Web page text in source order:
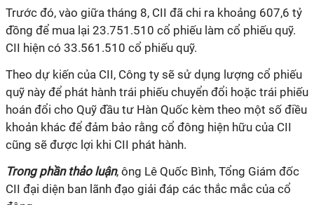
Trước đó, vào giữa tháng 8, CII đã chi ra khoảng 607,6 tỷ
đồng để mua lại 23.751.510 cổ phiếu làm cổ phiếu quỹ.
CII hiện có 33.561.510 cổ phiếu quỹ.
Theo dự kiến của CII, Công ty sẽ sử dụng lượng cổ phiếu
quỹ này để phát hành trái phiếu chuyển đổi hoặc trái phiếu
hoán đổi cho Quỹ đầu tư Hàn Quốc kèm theo một số điều
khoản khác để đảm bảo rằng cổ đông hiện hữu của CII
cũng sẽ được lợi khi CII phát hành.
Trong phần thảo luận, ông Lê Quốc Bình, Tổng Giám đốc
CII đại diện ban lãnh đạo giải đáp các thắc mắc của cổ